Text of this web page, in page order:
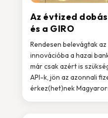
Az évtized
és a GIRO
Rendesen belevágtak
innovációba a hazai
már csak azért is
API-k, jön az azonnali
érkez(het)nek